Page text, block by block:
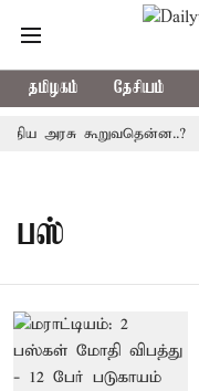
தமிழகம் தேசியம்
அரசு கூறுவதென்ன..?
பஸ்